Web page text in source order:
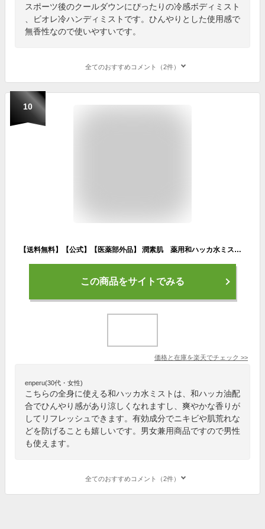
スポーツ後のクールダウンにぴったりの冷感ボディミスト
、ビオレ冷ハンディミストです。ひんやりとした使用感で
無香性なので使いやすいです。
全てのおすすめコメント（2件）
10
【送料無料】【公式】【医薬部外品】 潤素肌 薬用和ハッカ水ミスト 250ml ミスト化粧水 マスクスプレー マスク蒸れ ハッカ油 冷感 ニキビ ボディケア あせも ミント ひんやり すっきり アロマ リラックス マスク荒れ 予防 化粧水 ミスト 暑さ対策 スプレー
この商品をサイトでみる
価格と在庫を楽天でチェック >>
enperu(30代・女性)
こちらの全身に使える和ハッカ水ミストは、和ハッカ油配
合でひんやり感があり涼しくなれますし、爽やかな香りが
してリフレッシュできます。有効成分でニキビや肌荒れな
どを防げることも嬉しいです。男女兼用商品ですので男性
も使えます。
全てのおすすめコメント（2件）